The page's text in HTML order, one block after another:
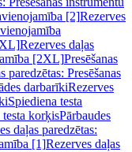
[2]Rezerves
Rezerves daļas
[2XL]Presēšanas
paredzētas: Presēšanas
darbarīkiRezerves
Spiediena testa
testa korķisPārbaudes
daļas paredzētas:
[1]Rezerves daļas